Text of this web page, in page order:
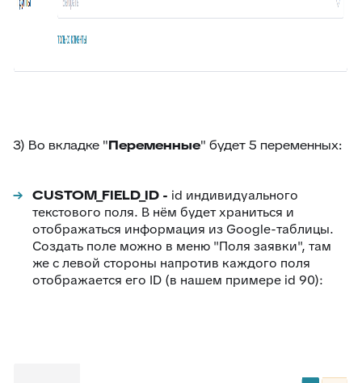
Отчёт по контролю качества заявки
Google переводчик
3) Во вкладке "Переменные" будет 5 переменных:
CUSTOM_FIELD_ID - id индивидуального
текстового поля. В нём будет храниться и
отображаться информация из Google-таблицы.
Создать поле можно в меню "Поля заявки", там
же с левой стороны напротив каждого поля
отображается его ID (в нашем примере id 90):